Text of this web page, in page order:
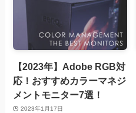
【2023年】Adobe RGB対
応！おすすめカラーマネジ
メントモニター7選！
2023年1月17日